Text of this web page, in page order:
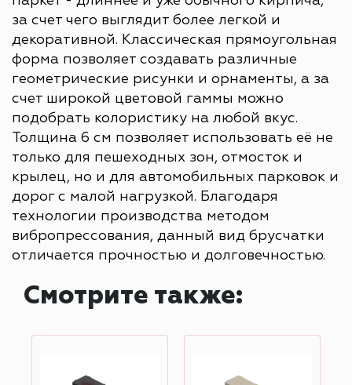
за счет чего выглядит более легкой и
декоративной. Классическая прямоугольная
форма позволяет создавать различные
геометрические рисунки и орнаменты, а за
счет широкой цветовой гаммы можно
подобрать колористику на любой вкус.
Толщина 6 см позволяет использовать её не
только для пешеходных зон, отмосток и
крылец, но и для автомобильных парковок и
дорог с малой нагрузкой. Благодаря
технологии производства методом
вибропрессования, данный вид брусчатки
отличается прочностью и долговечностью.
Смотрите также: